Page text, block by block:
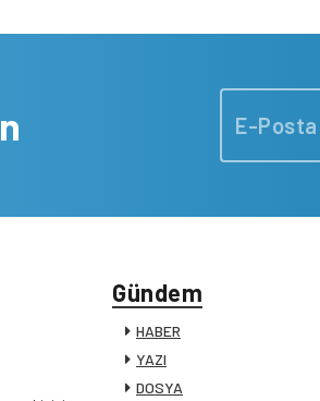
Gündem
HABER
YAZI
DOSYA